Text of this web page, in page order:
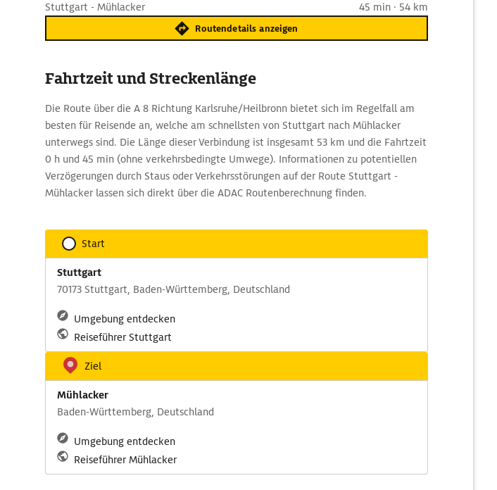
Stuttgart - Mühlacker 45 min · 54 km
Routendetails anzeigen
Fahrtzeit und Streckenlänge
Die Route über die A 8 Richtung Karlsruhe/Heilbronn bietet sich im Regelfall am
besten für Reisende an, welche am schnellsten von Stuttgart nach Mühlacker
unterwegs sind. Die Länge dieser Verbindung ist insgesamt 53 km und die Fahrtzeit
0 h und 45 min (ohne verkehrsbedingte Umwege). Informationen zu potentiellen
Verzögerungen durch Staus oder Verkehrsstörungen auf der Route Stuttgart -
Mühlacker lassen sich direkt über die ADAC Routenberechnung finden.
Start
Stuttgart
70173 Stuttgart, Baden-Württemberg, Deutschland
Umgebung entdecken
Reiseführer Stuttgart
Ziel
Mühlacker
Baden-Württemberg, Deutschland
Umgebung entdecken
Reiseführer Mühlacker